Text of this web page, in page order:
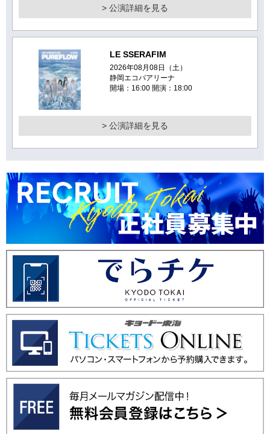
> 公演詳細を見る
LE SSERAFIM
2026年08月08日（土）
静岡エコパアリーナ
開場：16:00 開演：18:00
> 公演詳細を見る